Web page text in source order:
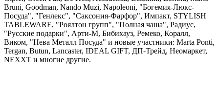
Bruni, Goodman, Nando Muzi, Napoleoni, "Богемия-Люкс-
Посуда", "Генлекс", "Саксония-Фарфор", Импакт, STYLISH
TABLEWARE, "Роялтон групп", "Полная чаша", Радиус,
"Русские подарки", Арти-М, Бибихауз, Ремеко, Коралл,
Виком, "Нева Металл Посуда" и новые участники: Marta Ponti,
Tergan, Butun, Lancaster, IDEAL GIFT, ДП-Трейд, Неомаркет,
NEXXT и многие другие.